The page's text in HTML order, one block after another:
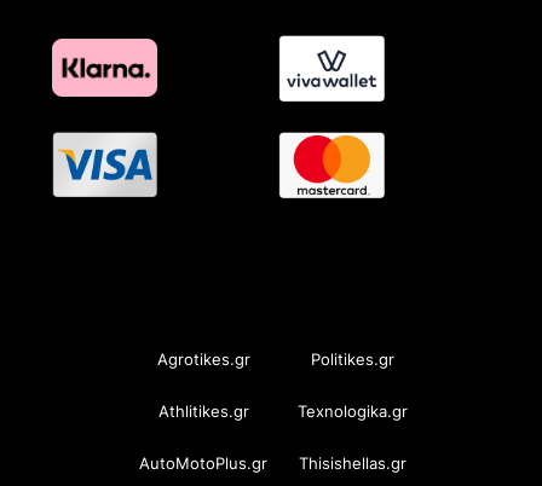
Agrotikes.gr Politikes.gr
Athlitikes.gr Texnologika.gr
AutoMotoPlus.gr Thisishellas.gr